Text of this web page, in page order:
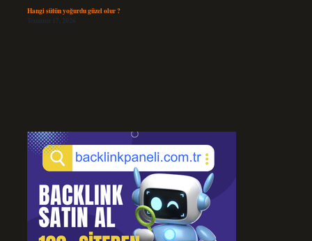
Hangi sütün yoğurdu güzel olur ?
Temmuz 17, 2026